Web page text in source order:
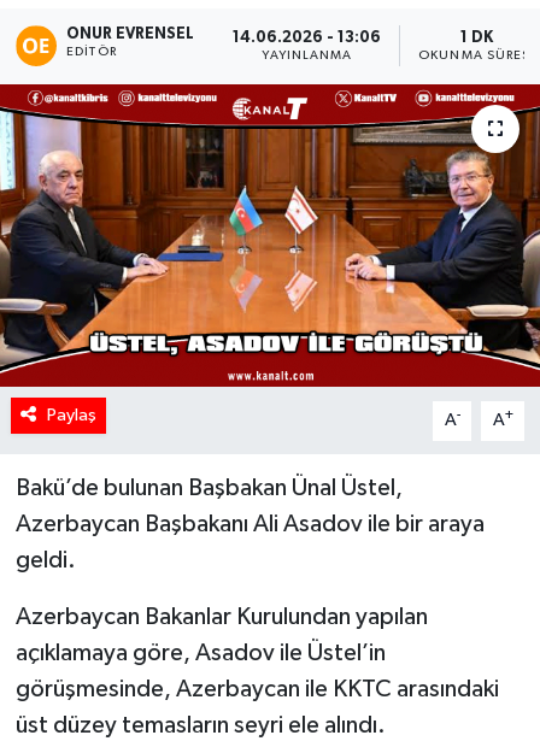
ONUR EVRENSEL
EDITÖR
14.06.2026 - 13:06
YAYINLANMA
1 DK
OKUNMA SÜRESI
Paylaş A- A+
Bakü’de bulunan Başbakan Ünal Üstel,
Azerbaycan Başbakanı Ali Asadov ile bir araya
geldi.
Azerbaycan Bakanlar Kurulundan yapılan
açıklamaya göre, Asadov ile Üstel’in
görüşmesinde, Azerbaycan ile KKTC arasındaki
üst düzey temasların seyri ele alındı.